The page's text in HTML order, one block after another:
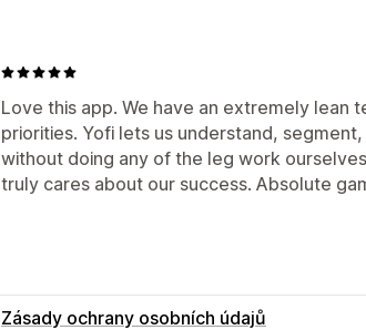
Love this app. We have an extremely lean
priorities. Yofi lets us understand,
without doing any of the leg work
truly cares about our success. Absolute
Zásady ochrany osobních údajů